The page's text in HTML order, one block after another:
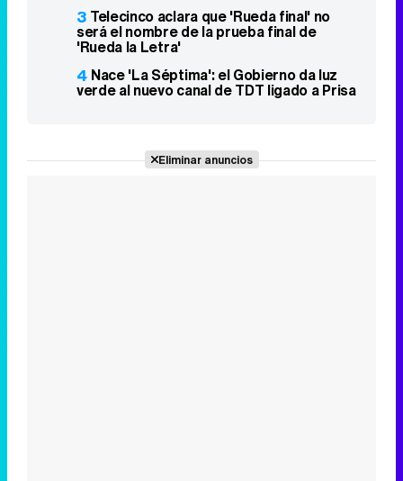
3 Telecinco aclara que 'Rueda final' no
será el nombre de la prueba final de
'Rueda la Letra'
4 Nace 'La Séptima': el Gobierno da luz
verde al nuevo canal de TDT ligado a Prisa
Eliminar anuncios